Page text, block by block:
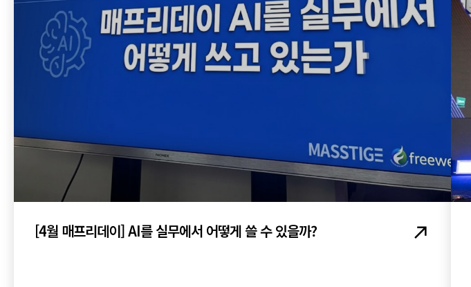
[4월 매프리데이] AI를 실무에서 어떻게 쓸 수 있을까?